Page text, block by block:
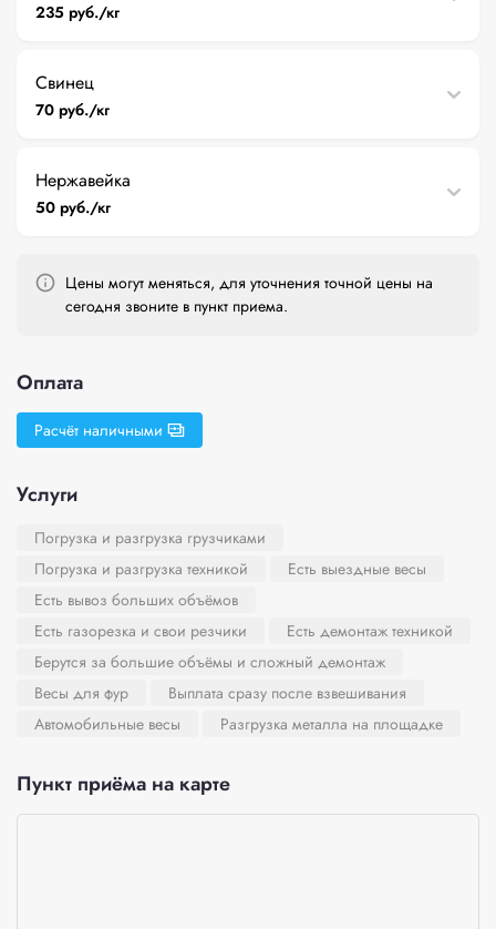
235 руб./кг
Свинец
70 руб./кг
Нержавейка
50 руб./кг
Цены могут меняться, для уточнения точной цены на
сегодня звоните в пункт приема.
Оплата
Расчёт наличными
Услуги
Погрузка и разгрузка грузчиками
Погрузка и разгрузка техникой
Есть выездные весы
Есть вывоз больших объёмов
Есть газорезка и свои резчики
Есть демонтаж техникой
Берутся за большие объёмы и сложный демонтаж
Весы для фур
Выплата сразу после взвешивания
Автомобильные весы
Разгрузка металла на площадке
Пункт приёма на карте